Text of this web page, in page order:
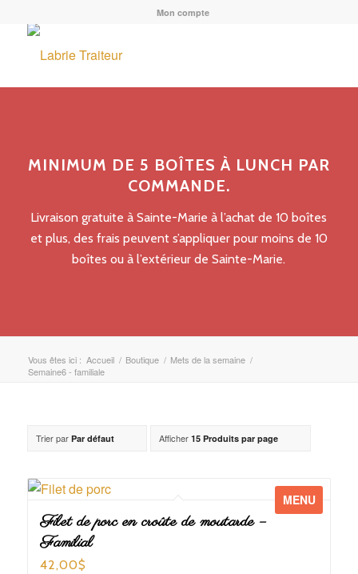
Mon compte
MINIMUM DE 5 BOÎTES À LUNCH PAR
COMMANDE.
Livraison gratuite à Sainte-Marie à l’achat de 10 boîtes
et plus, des frais peuvent s’appliquer pour moins de 10
boîtes ou à l’extérieur de Sainte-Marie.
Vous êtes ici : Accueil / Boutique / Mets de la semaine /
Semaine6 - familiale
Trier par Par défaut Afficher 15 Produits par page
MENU
Filet de porc en croûte de moutarde –
Familial
42,00$